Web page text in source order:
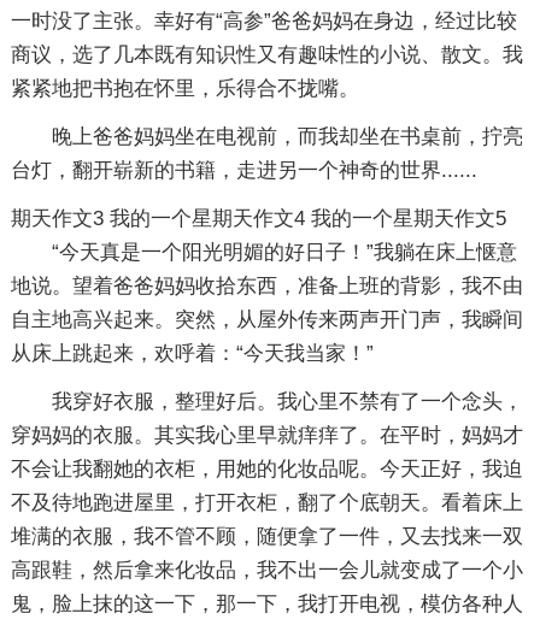
一时没了主张。幸好有“高参”爸爸妈妈在身边，经过比较
商议，选了几本既有知识性又有趣味性的小说、散文。我
紧紧地把书抱在怀里，乐得合不拢嘴。
晚上爸爸妈妈坐在电视前，而我却坐在书桌前，拧亮
台灯，翻开崭新的书籍，走进另一个神奇的世界......
期天作文3
“今天真是一个阳光明媚的好日子！”我躺在床上惬意
地说。望着爸爸妈妈收拾东西，准备上班的背影，我不由
自主地高兴起来。突然，从屋外传来两声开门声，我瞬间
从床上跳起来，欢呼着：“今天我当家！”
我穿好衣服，整理好后。我心里不禁有了一个念头，
穿妈妈的衣服。其实我心里早就痒痒了。在平时，妈妈才
不会让我翻她的衣柜，用她的化妆品呢。今天正好，我迫
不及待地跑进屋里，打开衣柜，翻了个底朝天。看着床上
堆满的衣服，我不管不顾，随便拿了一件，又去找来一双
高跟鞋，然后拿来化妆品，我不出一会儿就变成了一个小
鬼，脸上抹的这一下，那一下，我打开电视，模仿各种人
我的一个星期天作文4 我的一个星期天作文5